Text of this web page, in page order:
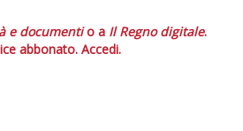
e documentio a Il Regno digitale.
abbonato. Accedi.